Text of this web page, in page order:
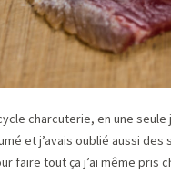
charcuterie, en une
et j’avais oublié aussi
faire tout ça j’ai même